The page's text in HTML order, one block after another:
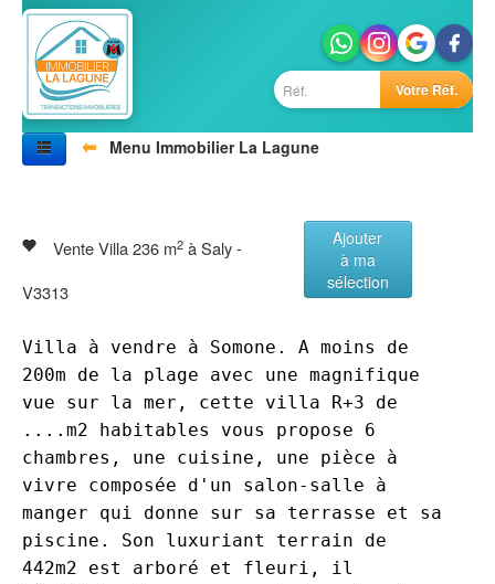
Votre Réf.
⬅
Menu Immobilier La Lagune
Villes
Agences
Vente Villa 236 m2 à Saly -
V3313
Ajouter
à ma
sélection
Villa à vendre à Somone. A moins de
200m de la plage avec une magnifique
vue sur la mer, cette villa R+3 de
....m2 habitables vous propose 6
chambres, une cuisine, une pièce à
vivre composée d'un salon-salle à
manger qui donne sur sa terrasse et sa
piscine. Son luxuriant terrain de
442m2 est arboré et fleuri, il